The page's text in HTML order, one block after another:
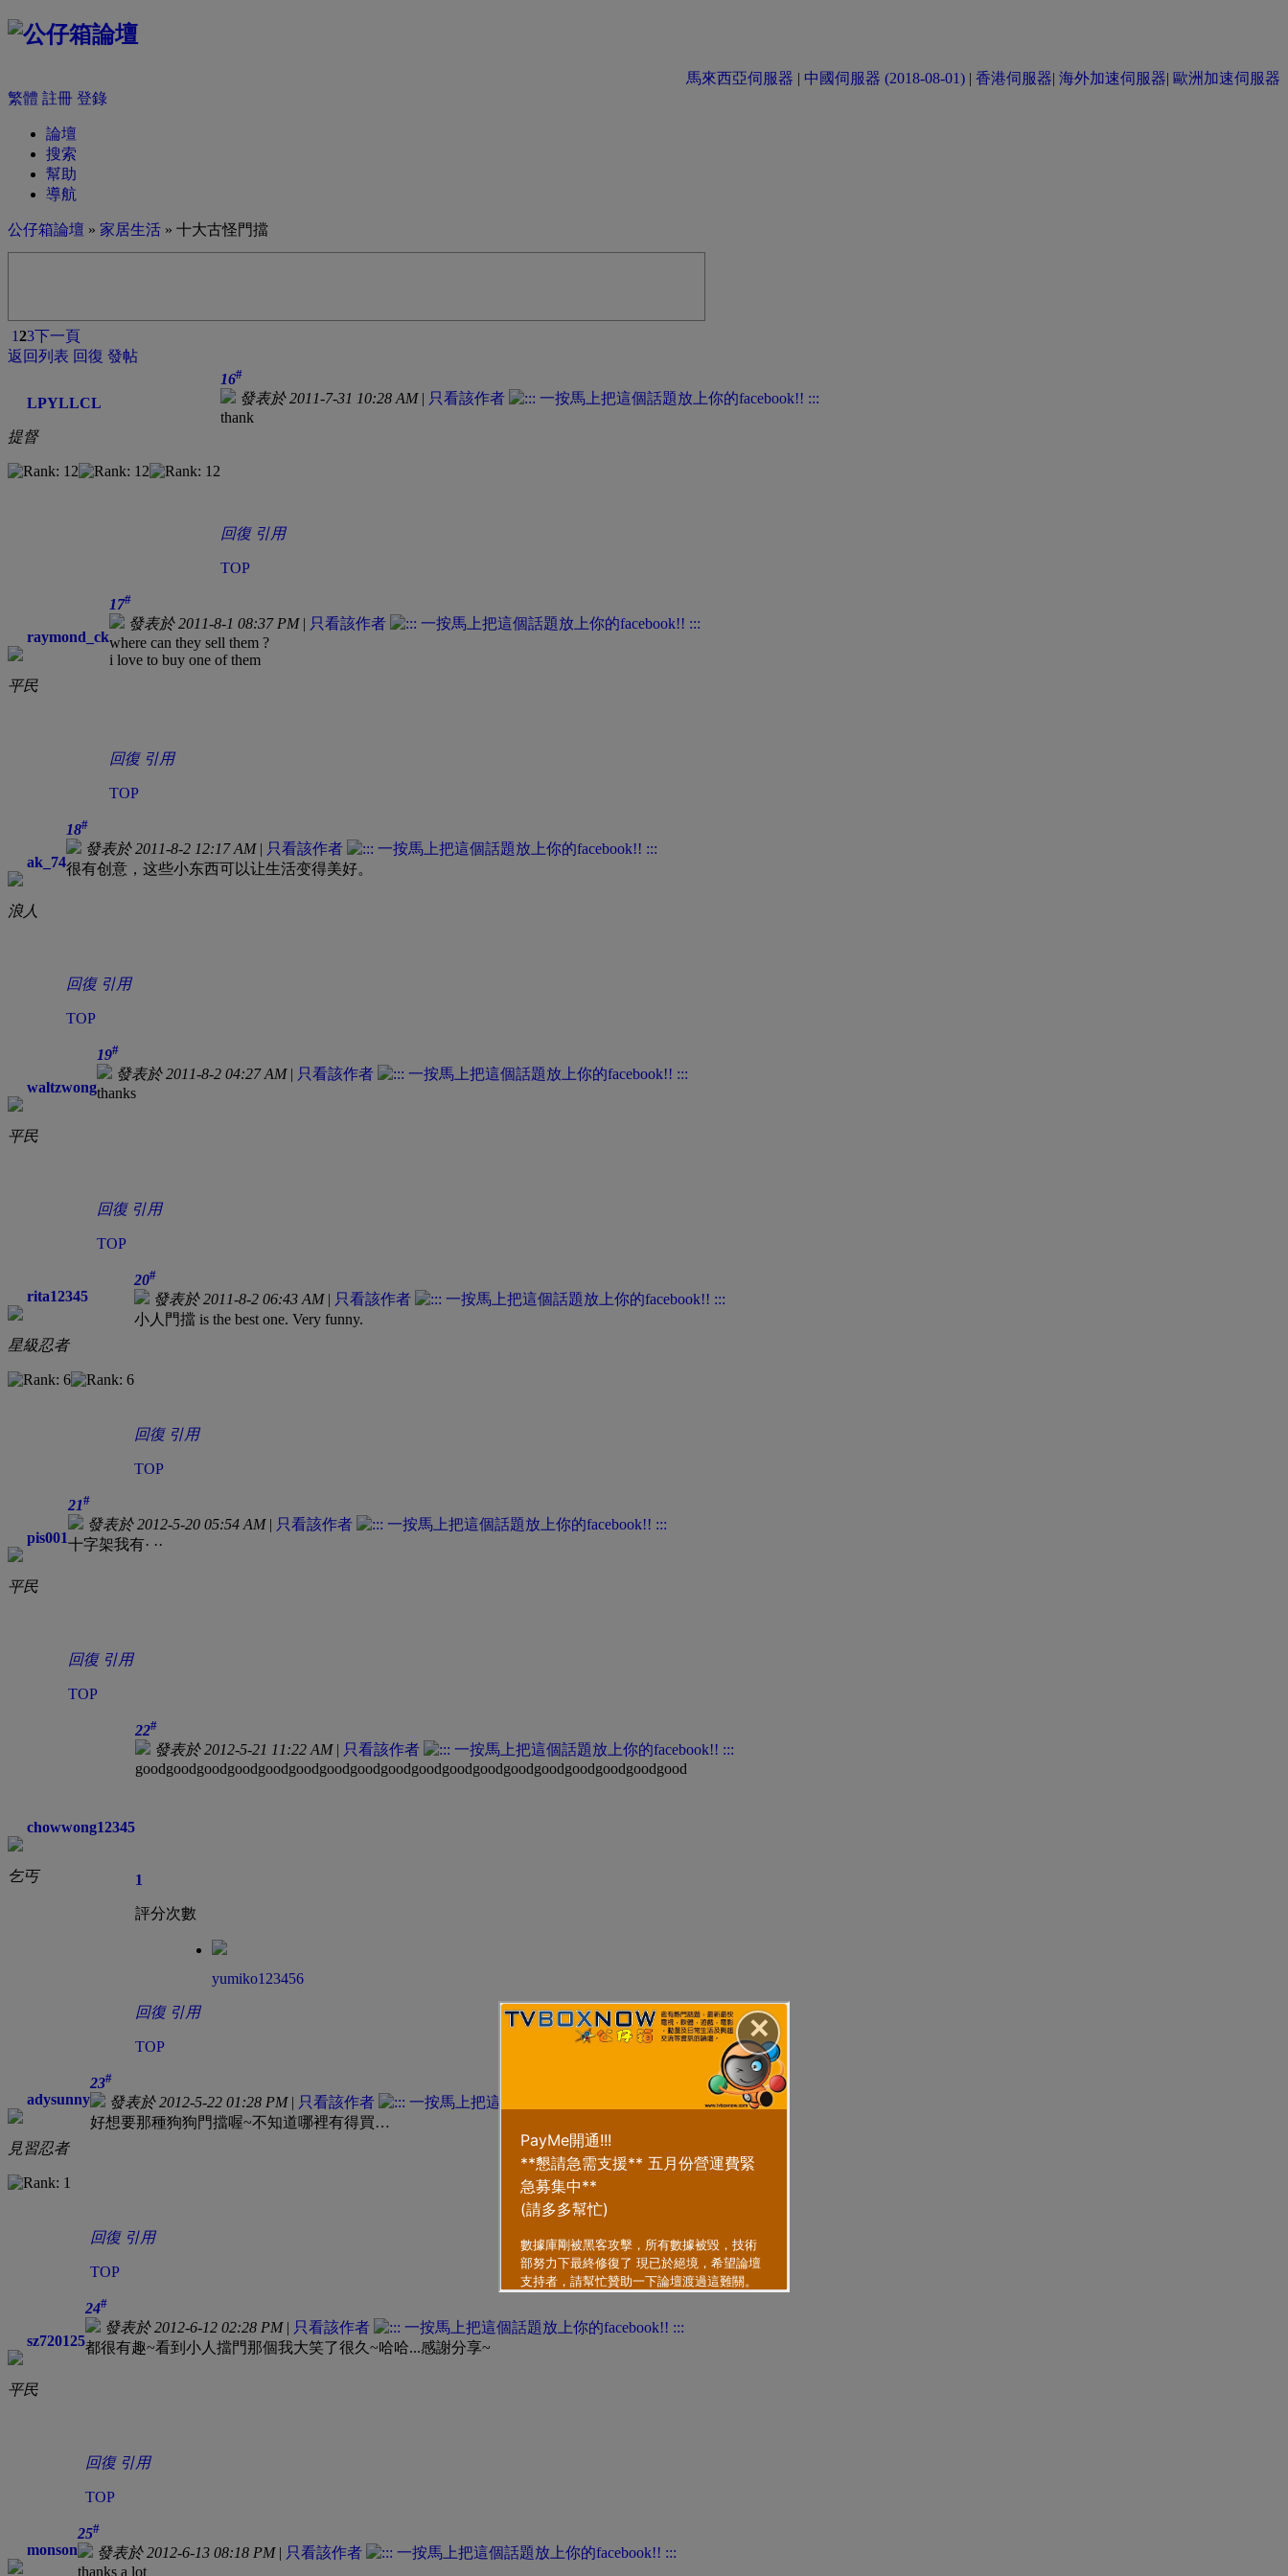
✕
馬來西亞伺服器 | 中國伺服器 (2018-08-01) | 香港伺服器| 海外加速伺服器| 歐洲加速伺服器
繁體 註冊 登錄
論壇
搜索
幫助
導航
公仔箱論壇 » 家居生活 » 十大古怪門擋
123下一頁
返回列表 回復 發帖
LPYLLCL
提督
16#
發表於 2011-7-31 10:28 AM| 只看該作者
thank
回復 引用
TOP
raymond_ck
平民
17#
發表於 2011-8-1 08:37 PM| 只看該作者
where can they sell them ?
i love to buy one of them
回復 引用
TOP
ak_74
浪人
18#
發表於 2011-8-2 12:17 AM| 只看該作者
很有创意，这些小东西可以让生活变得美好。
回復 引用
TOP
waltzwong
平民
19#
發表於 2011-8-2 04:27 AM| 只看該作者
thanks
回復 引用
TOP
rita12345
星級忍者
20#
發表於 2011-8-2 06:43 AM| 只看該作者
小人門擋 is the best one. Very funny.
回復 引用
TOP
pis001
平民
21#
發表於 2012-5-20 05:54 AM| 只看該作者
十字架我有· ··
回復 引用
TOP
chowwong12345
乞丐
22#
發表於 2012-5-21 11:22 AM| 只看該作者
goodgoodgoodgoodgoodgoodgoodgoodgoodgoodgoodgoodgoodgoodgoodgoodgoodgood
1
評分次數
yumiko123456
回復 引用
TOP
adysunny
見習忍者
23#
發表於 2012-5-22 01:28 PM| 只看該作者
好想要那種狗狗門擋喔~不知道哪裡有得買…
回復 引用
TOP
sz720125
平民
24#
發表於 2012-6-12 02:28 PM| 只看該作者
都很有趣~看到小人擋門那個我大笑了很久~哈哈...感謝分享~
回復 引用
TOP
monson
25#
發表於 2012-6-13 08:18 PM| 只看該作者
thanks a lot